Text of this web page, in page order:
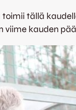
tällä
viime kauden